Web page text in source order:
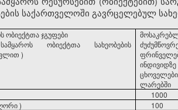
საქართველოში გავრცელებულ
ობიექტთაჯგუფები
სამყაროს ობიექტთა
სახეობების
)
ინდივიდზე
ლარებში
1000
)
100